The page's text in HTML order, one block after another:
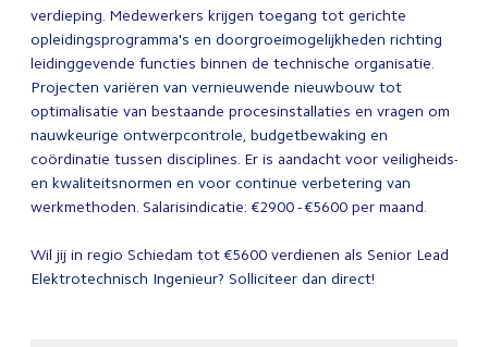
verdieping. Medewerkers krijgen toegang tot gerichte
opleidingsprogramma's en doorgroeimogelijkheden richting
leidinggevende functies binnen de technische organisatie.
Projecten variëren van vernieuwende nieuwbouw tot
optimalisatie van bestaande procesinstallaties en vragen om
nauwkeurige ontwerpcontrole, budgetbewaking en
coördinatie tussen disciplines. Er is aandacht voor veiligheids-
en kwaliteitsnormen en voor continue verbetering van
werkmethoden. Salarisindicatie: €2900 - €5600 per maand.
Wil jij in regio Schiedam tot €5600 verdienen als Senior Lead
Elektrotechnisch Ingenieur? Solliciteer dan direct!